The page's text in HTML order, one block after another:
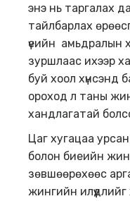
энэ нь таргалах
тайлбарлах
үеийн амьдралын
зуршлаас ихээр
буй хоол хүнсэнд
ороход л таны
хандлагатай
Цаг хугацаа
болон биеийн жин
зөвшөөрөхөөс
жингийн илүүдлийг